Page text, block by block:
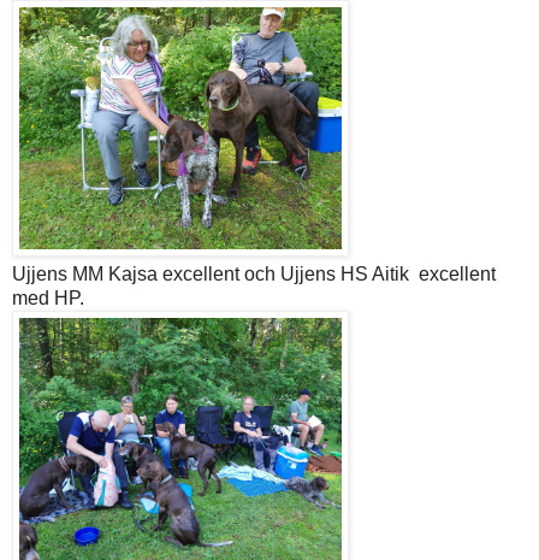
Ujjens MM Kajsa excellent och Ujjens HS Aitik excellent
med HP.